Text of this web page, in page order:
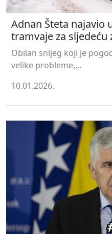
Adnan Šteta najavio
tramvaje za sljedeću
Obilan snijeg koji je
velike probleme,...
10.01.2026.